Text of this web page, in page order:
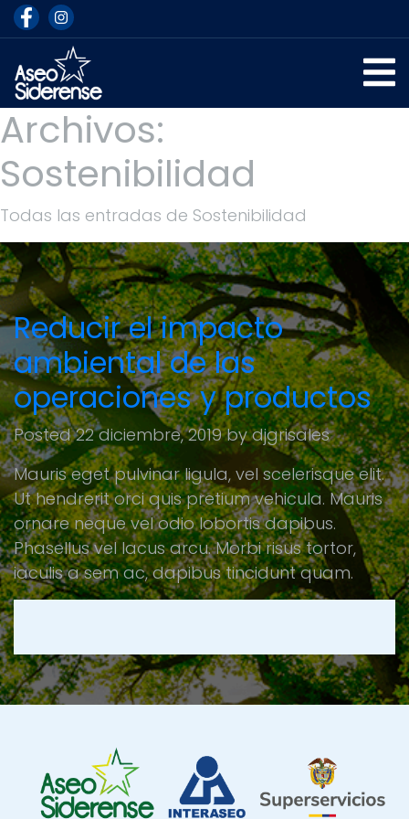
Archivos:
Sostenibilidad
Todas las entradas de Sostenibilidad
Reducir el impacto
ambiental de las
operaciones y productos
Posted22 diciembre, 2019 by djgrisales
Mauris eget pulvinar ligula, vel scelerisque elit.
Ut hendrerit orci quis pretium vehicula. Mauris
ornare neque vel odio lobortis dapibus.
Phasellus vel lacus arcu. Morbi risus tortor,
iaculis a sem ac, dapibus tincidunt quam.